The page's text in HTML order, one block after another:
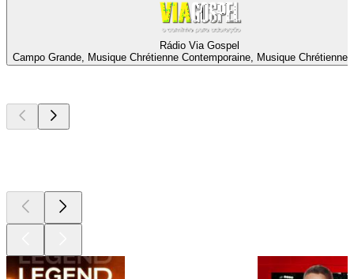
Rádio Via Gospel
Campo Grande, Musique Chrétienne Contemporaine, Musique Chrétienne,